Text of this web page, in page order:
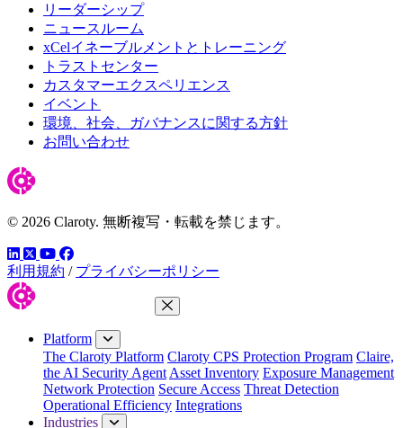
リーダーシップ
ニュースルーム
xCelイネーブルメントとトレーニング
トラストセンター
カスタマーエクスペリエンス
イベント
環境、社会、ガバナンスに関する方針
お問い合わせ
© 2026 Claroty. 無断複写・転載を禁じます。
LinkedIn
ツイッター
YouTube
Facebook
利用規約 / プライバシーポリシー
Close Menu
Platform
The Claroty Platform Claroty CPS Protection Program Claire,
the AI Security Agent Asset Inventory Exposure Management
Network Protection Secure Access Threat Detection
Operational Efficiency Integrations
Industries